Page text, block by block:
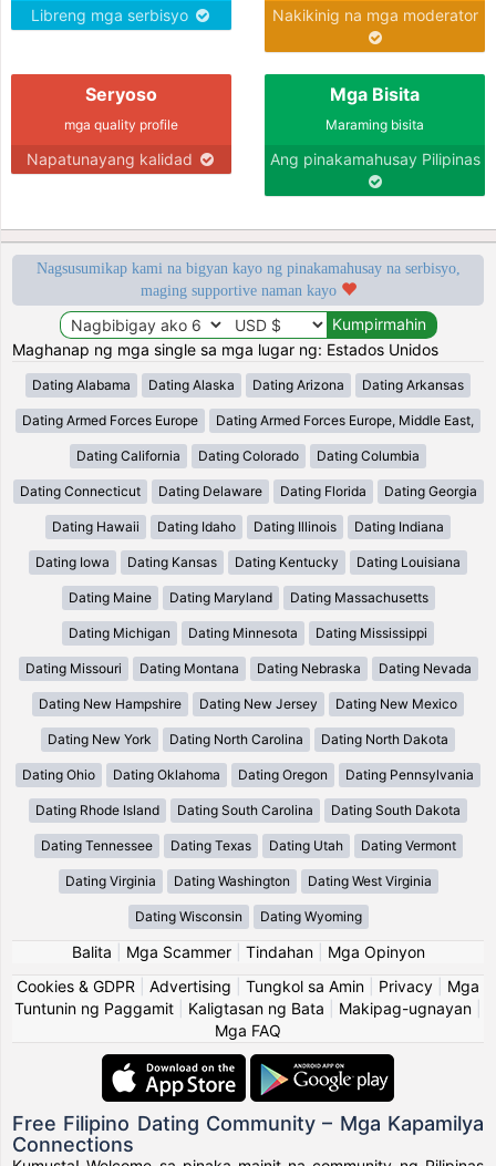
Libreng mga serbisyo Nakikinig na mga moderator
Seryoso
mga quality profile
Napatunayang kalidad
Mga Bisita
Maraming bisita
Ang pinakamahusay Pilipinas
Nagsusumikap kami na bigyan kayo ng pinakamahusay na serbisyo,
maging supportive naman kayo
Maghanap ng mga single sa mga lugar ng: Estados Unidos
Dating Alabama Dating Alaska Dating Arizona Dating Arkansas
Dating Armed Forces Europe Dating Armed Forces Europe, Middle East,
Dating California Dating Colorado Dating Columbia
Dating Connecticut Dating Delaware Dating Florida Dating Georgia
Dating Hawaii Dating Idaho Dating Illinois Dating Indiana
Dating Iowa Dating Kansas Dating Kentucky Dating Louisiana
Dating Maine Dating Maryland Dating Massachusetts
Dating Michigan Dating Minnesota Dating Mississippi
Dating Missouri Dating Montana Dating Nebraska Dating Nevada
Dating New Hampshire Dating New Jersey Dating New Mexico
Dating New York Dating North Carolina Dating North Dakota
Dating Ohio Dating Oklahoma Dating Oregon Dating Pennsylvania
Dating Rhode Island Dating South Carolina Dating South Dakota
Dating Tennessee Dating Texas Dating Utah Dating Vermont
Dating Virginia Dating Washington Dating West Virginia
Dating Wisconsin Dating Wyoming
Balita Mga Scammer| Tindahan| Mga Opinyon
Cookies & GDPR
Advertising Tungkol sa Amin Privacy
Mga
Tuntunin ng Paggamit
Kaligtasan ng Bata Makipag-ugnayan
Mga FAQ
Free Filipino Dating Community – Mga Kapamilya
Connections